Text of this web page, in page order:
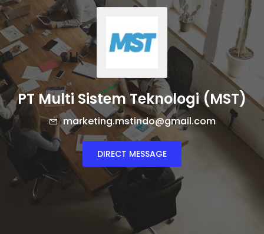
PT Multi Sistem Teknologi (MST)
marketing.mstindo@gmail.com
DIRECT MESSAGE